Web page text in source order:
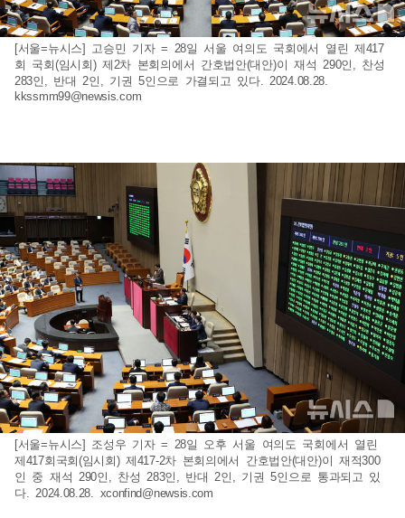
[서울=뉴시스] 고승민 기자 = 28일 서울 여의도 국회에서 열린 제417
회 국회(임시회) 제2차 본회의에서 간호법안(대안)이 재석 290인, 찬성
283인, 반대 2인, 기권 5인으로 가결되고 있다. 2024.08.28.
kkssmm99@newsis.com
[서울=뉴시스] 조성우 기자 = 28일 오후 서울 여의도 국회에서 열린
제417회국회(임시회) 제417-2차 본회의에서 간호법안(대안)이 재적300
인 중 재석 290인, 찬성 283인, 반대 2인, 기권 5인으로 통과되고 있
다. 2024.08.28. xconfind@newsis.com